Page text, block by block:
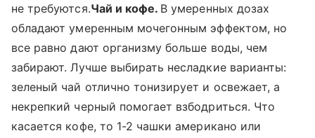
не требуются.Чай и кофе. В умеренных дозах
обладают умеренным мочегонным эффектом, но
все равно дают организму больше воды, чем
забирают. Лучше выбирать несладкие варианты:
зеленый чай отлично тонизирует и освежает, а
некрепкий черный помогает взбодриться. Что
касается кофе, то 1-2 чашки американо или